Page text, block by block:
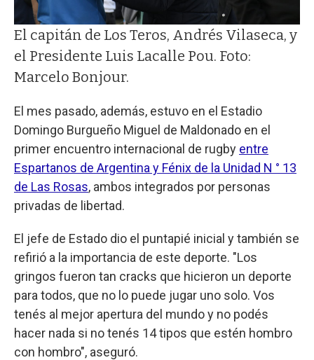
El capitán de Los Teros, Andrés Vilaseca, y
el Presidente Luis Lacalle Pou. Foto:
Marcelo Bonjour.
El mes pasado, además, estuvo en el Estadio
Domingo Burgueño Miguel de Maldonado en el
primer encuentro internacional de rugby entre
Espartanos de Argentina y Fénix de la Unidad N ° 13
de Las Rosas, ambos integrados por personas
privadas de libertad.
El jefe de Estado dio el puntapié inicial y también se
refirió a la importancia de este deporte. "Los
gringos fueron tan cracks que hicieron un deporte
para todos, que no lo puede jugar uno solo. Vos
tenés al mejor apertura del mundo y no podés
hacer nada si no tenés 14 tipos que estén hombro
con hombro", aseguró.